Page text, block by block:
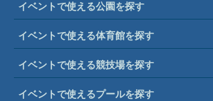
イベントで使える公園を探す
イベントで使える体育館を探す
イベントで使える競技場を探す
イベントで使えるプールを探す